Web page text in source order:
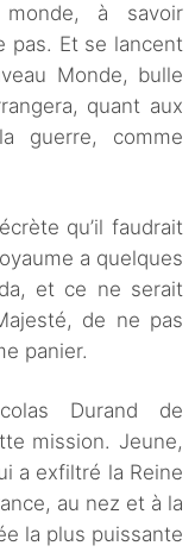
à savoir
pas. Et se lancent
Monde, bulle
quant aux
guerre, comme
qu’il faudrait
a quelques
et ce ne serait
de ne pas
panier.
Durand de
mission. Jeune,
a exfiltré la Reine
au nez et à la
la plus puissante